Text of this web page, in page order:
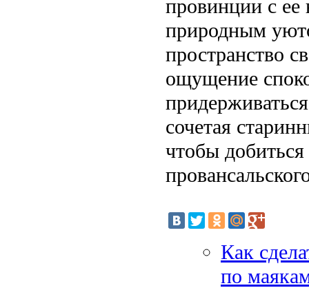
провинции с
природным
пространство
ощущение
сочетая
чтобы
Как
по